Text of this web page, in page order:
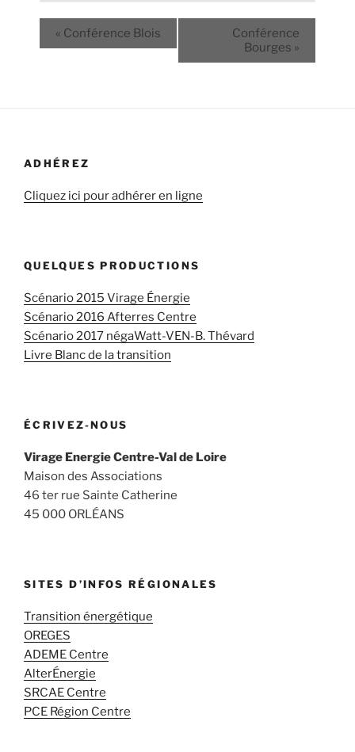
« Conférence Blois
Conférence
Bourges »
ADHÉREZ
Cliquez ici pour adhérer en ligne
QUELQUES PRODUCTIONS
Scénario 2015 Virage Énergie
Scénario 2016 Afterres Centre
Scénario 2017 négaWatt-VEN-B. Thévard
Livre Blanc de la transition
ÉCRIVEZ-NOUS
Virage Energie Centre-Val de Loire
Maison des Associations
46 ter rue Sainte Catherine
45 000 ORLÉANS
SITES D’INFOS RÉGIONALES
Transition énergétique
OREGES
ADEME Centre
AlterÉnergie
SRCAE Centre
PCE Région Centre